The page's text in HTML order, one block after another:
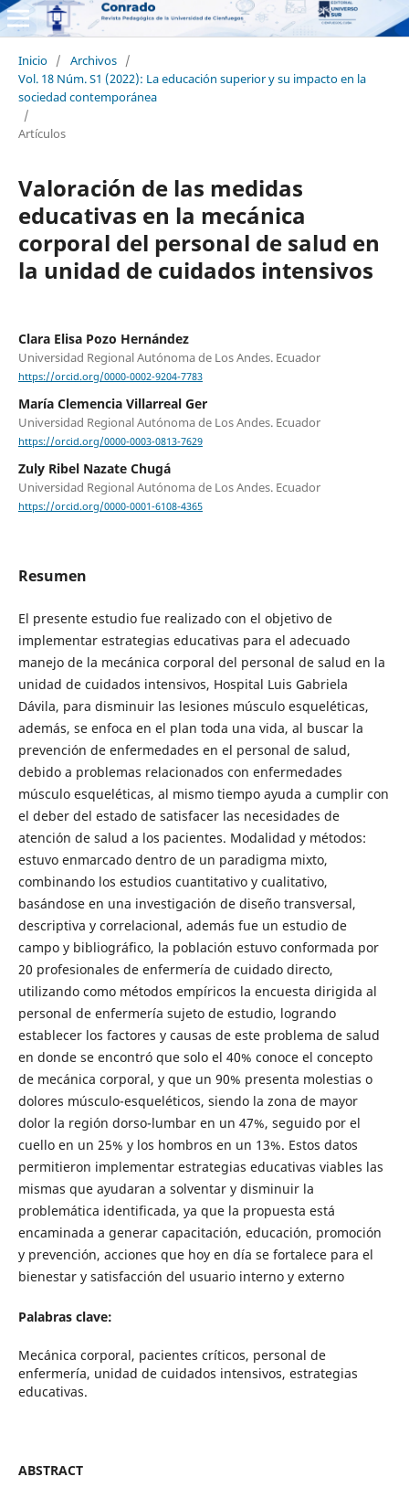
Inicio / Archivos /
Vol. 18 Núm. S1 (2022): La educación superior y su impacto en la
sociedad contemporánea
/
Artículos
Valoración de las medidas
educativas en la mecánica
corporal del personal de salud en
la unidad de cuidados intensivos
Clara Elisa Pozo Hernández
Universidad Regional Autónoma de Los Andes. Ecuador
https://orcid.org/0000-0002-9204-7783
María Clemencia Villarreal Ger
Universidad Regional Autónoma de Los Andes. Ecuador
https://orcid.org/0000-0003-0813-7629
Zuly Ribel Nazate Chugá
Universidad Regional Autónoma de Los Andes. Ecuador
https://orcid.org/0000-0001-6108-4365
Resumen
El presente estudio fue realizado con el objetivo de
implementar estrategias educativas para el adecuado
manejo de la mecánica corporal del personal de salud en la
unidad de cuidados intensivos, Hospital Luis Gabriela
Dávila, para disminuir las lesiones músculo esqueléticas,
además, se enfoca en el plan toda una vida, al buscar la
prevención de enfermedades en el personal de salud,
debido a problemas relacionados con enfermedades
músculo esqueléticas, al mismo tiempo ayuda a cumplir con
el deber del estado de satisfacer las necesidades de
atención de salud a los pacientes. Modalidad y métodos:
estuvo enmarcado dentro de un paradigma mixto,
combinando los estudios cuantitativo y cualitativo,
basándose en una investigación de diseño transversal,
descriptiva y correlacional, además fue un estudio de
campo y bibliográfico, la población estuvo conformada por
20 profesionales de enfermería de cuidado directo,
utilizando como métodos empíricos la encuesta dirigida al
personal de enfermería sujeto de estudio, logrando
establecer los factores y causas de este problema de salud
en donde se encontró que solo el 40% conoce el concepto
de mecánica corporal, y que un 90% presenta molestias o
dolores músculo-esqueléticos, siendo la zona de mayor
dolor la región dorso-lumbar en un 47%, seguido por el
cuello en un 25% y los hombros en un 13%. Estos datos
permitieron implementar estrategias educativas viables las
mismas que ayudaran a solventar y disminuir la
problemática identificada, ya que la propuesta está
encaminada a generar capacitación, educación, promoción
y prevención, acciones que hoy en día se fortalece para el
bienestar y satisfacción del usuario interno y externo
Palabras clave:
Mecánica corporal, pacientes críticos, personal de
enfermería, unidad de cuidados intensivos, estrategias
educativas.
ABSTRACT